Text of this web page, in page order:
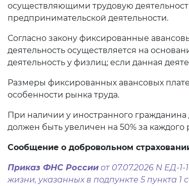
осуществляющими трудовую
предпринимательской деятельности.
Согласно закону фиксированные
деятельность осуществляется на
деятельность у физлиц; если данная
Размеры фиксированных авансовых
особенности рынка труда.
При наличии у иностранного гражданина
должен быть увеличен на 50% за каждого
Сообщение о добровольном
Приказ ФНС России от 07.07.2026 N ЕД-
жизни, указанных в подпункте 5 пункта